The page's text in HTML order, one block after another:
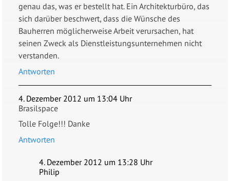
genau das, was er bestellt hat. Ein Architekturbüro, das
sich darüber beschwert, dass die Wünsche des
Bauherren möglicherweise Arbeit verursachen, hat
seinen Zweck als Dienstleistungsunternehmen nicht
verstanden.
Antworten
4. Dezember 2012 um 13:04 Uhr
Brasilspace
Tolle Folge!!! Danke
Antworten
4. Dezember 2012 um 13:28 Uhr
Philip